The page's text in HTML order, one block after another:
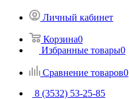
Личный кабинет
Корзина0
Избранные товары0
Сравнение товаров0
8 (3532) 53-25-85